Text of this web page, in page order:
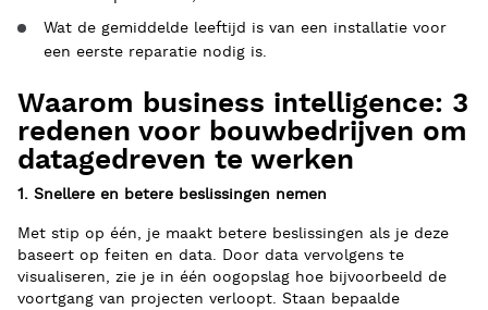
Wat de gemiddelde leeftijd is van een installatie voor
een eerste reparatie nodig is.
Waarom business intelligence: 3
redenen voor bouwbedrijven om
datagedreven te werken
1. Snellere en betere beslissingen nemen
Met stip op één, je maakt betere beslissingen als je deze
baseert op feiten en data. Door data vervolgens te
visualiseren, zie je in één oogopslag hoe bijvoorbeeld de
voortgang van projecten verloopt. Staan bepaalde